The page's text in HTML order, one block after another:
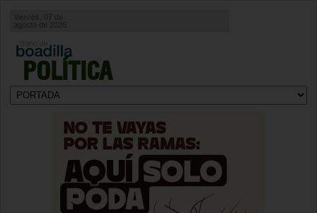
POLÍTICA
agosto de 2026